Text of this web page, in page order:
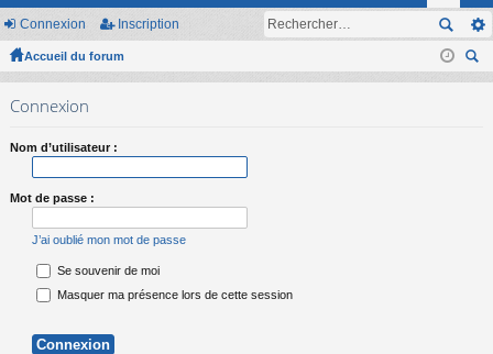
ac
s
or on
ne
ns
cri
Connexion Inscription
Accueil du forum
ec
Connexion
Nom d’utilisateur :
Mot de passe :
J’ai oublié mon mot de passe
Se souvenir de moi
Masquer ma présence lors de cette session